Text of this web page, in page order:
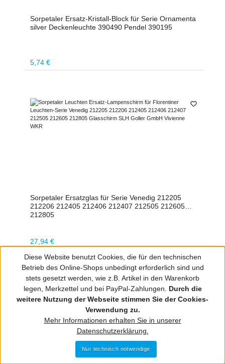
Sorpetaler Ersatz-Kristall-Block für Serie Ornamenta
silver Deckenleuchte 390490 Pendel 390195
Regulärer Preis:
5,74 €
Sorpetaler Ersatzglas für Serie Venedig 212205
212206 212405 212406 212407 212505 212605
212805
Regulärer Preis:
27,94 €
Diese Website benutzt Cookies, die für den technischen
Betrieb des Online-Shops unbedingt erforderlich sind und
stets gesetzt werden, wie z.B. Artikel in den Warenkorb
legen, Merkzettel und bei PayPal-Zahlungen. Durch die
weitere Nutzung der Webseite stimmen Sie der Cookies-
Verwendung zu.
Mehr Informationen erhalten Sie in unserer
Datenschutzerklärung.
Nur technisch notwendige